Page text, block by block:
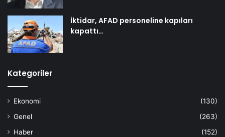
İktidar, AFAD personeline kapıları
kapattı…
Kategoriler
Ekonomi
(130)
Genel
(263)
Haber
(152)